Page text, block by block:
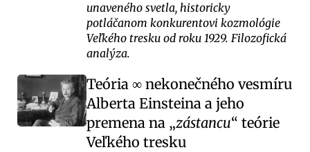
unaveného svetla, historicky
potláčanom konkurentovi kozmológie
Veľkého tresku od roku 1929. Filozofická
analýza.
Teória ∞ nekonečného vesmíru
Alberta Einsteina a jeho
premena na zástancu
teórie
Veľkého tresku